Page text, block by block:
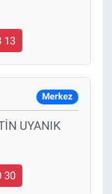
13
Merkez
UYANIK
30